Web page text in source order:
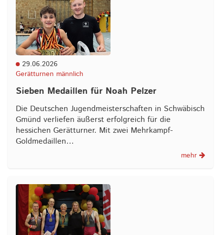
29.06.2026
Gerätturnen männlich
Sieben Medaillen für Noah Pelzer
Die Deutschen Jugendmeisterschaften in Schwäbisch
Gmünd verliefen äußerst erfolgreich für die
hessichen Gerätturner. Mit zwei Mehrkampf-
Goldmedaillen…
mehr